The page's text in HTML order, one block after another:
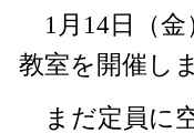
1月14日（金
教室を開催し
まだ定員に